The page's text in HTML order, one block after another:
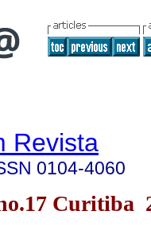
Revista
0104-4060
Curitiba